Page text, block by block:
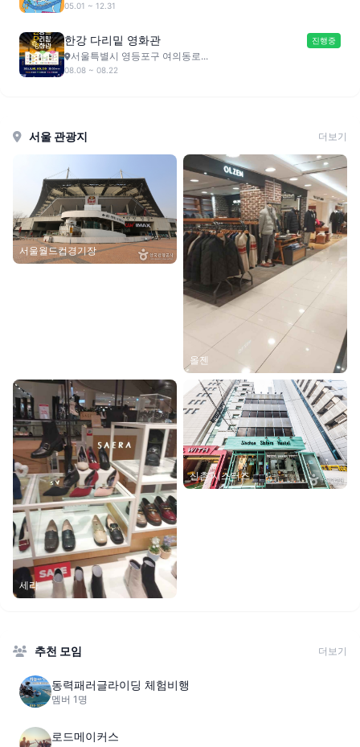
05.01 ~ 12.31
한강 다리밑 영화관 진행중
서울특별시 영등포구 여의동로...
08.08 ~ 08.22
서울 관광지 더보기
서울월드컵경기장
올젠
세라
신촌 시스터즈
추천 모임 더보기
동력패러글라이딩 체험비행
멤버 1명
로드메이커스